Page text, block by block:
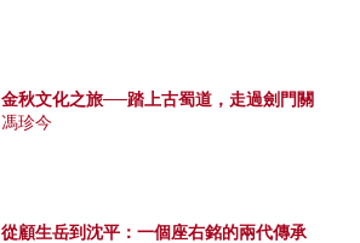
金秋文化之旅──踏上古蜀道，走過劍門關
馮珍今
從顧生岳到沈平：一個座右銘的兩代傳承